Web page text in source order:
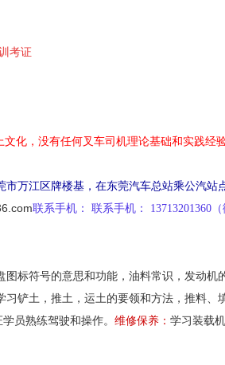
考证
化，没有任何叉车司机理论基础和实践经
万江区牌楼基，在东莞汽车总站乘公汽站
联系手机： 联系手机： 13713201360
标符号的意思和功能，油料常识，发动机
铲土，推土，运土的要领和方法，推料、
员熟练驾驶和操作。 维修保养： 学习装载